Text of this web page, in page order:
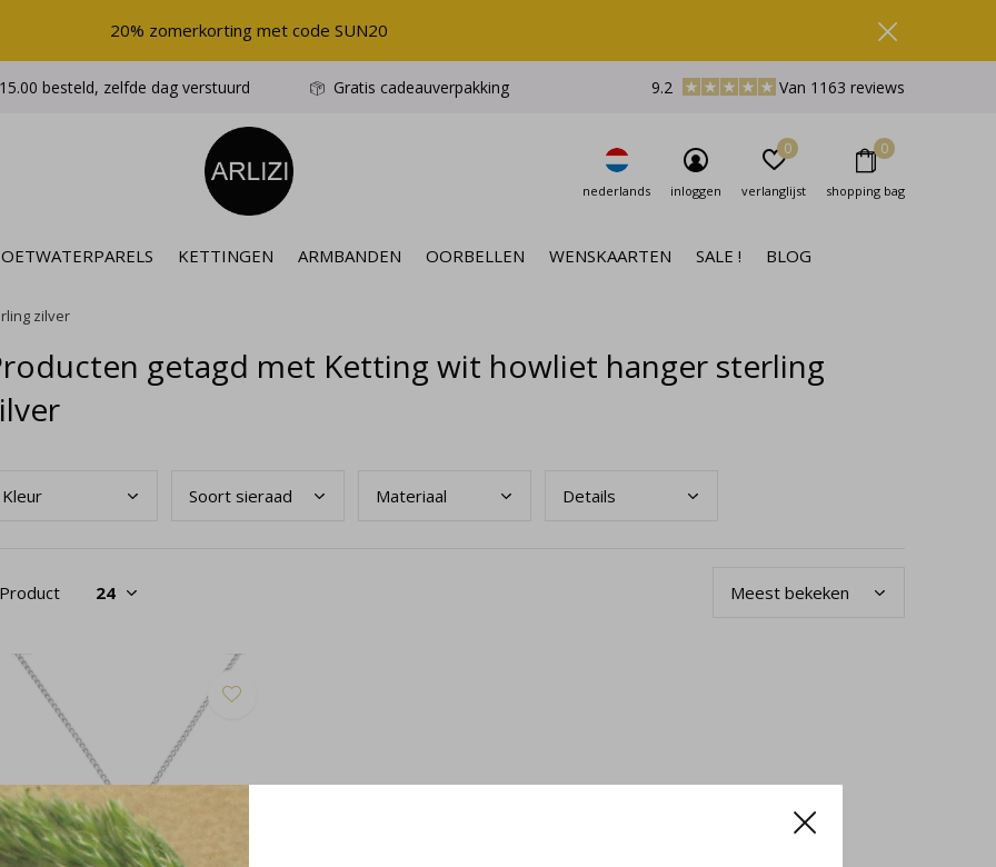
KETTINGEN ARMBANDEN OORBELLEN WENSKAARTEN SALE ! BLOG
nederlands inloggen verlanglijst
0
shopping bag
0
besteld, zelfde dag verstuurd Gratis cadeauverpakking 9.2 Van 1163 reviews
20% zomerkorting met code SUN20
zilver
getagd met Ketting wit howliet hanger sterling
Kleur Soort sieraad Materiaal Details